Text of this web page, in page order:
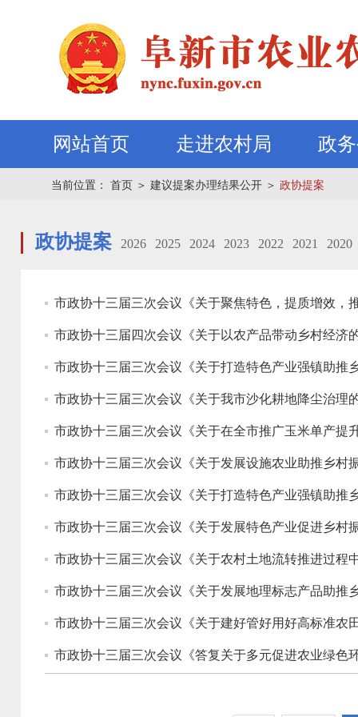
网站首页 走进农村局 政
当前位置： 首页 ＞ 建议提案办理结果公开 ＞ 政协提案
政协提案 2026 2025 2024 2023 2022 2021 2020
市政协十三届三次会议《关于聚焦特色，提质增效，
市政协十三届四次会议《关于以农产品带动乡村经济
市政协十三届三次会议《关于打造特色产业强镇助推
市政协十三届三次会议《关于我市沙化耕地降尘治理
市政协十三届三次会议《关于在全市推广玉米单产提
市政协十三届三次会议《关于发展设施农业助推乡村
市政协十三届三次会议《关于打造特色产业强镇助推
市政协十三届三次会议《关于发展特色产业促进乡村
市政协十三届三次会议《关于农村土地流转推进过程
市政协十三届三次会议《关于发展地理标志产品助推
市政协十三届三次会议《关于建好管好用好高标准农
市政协十三届三次会议《答复关于多元促进农业绿色